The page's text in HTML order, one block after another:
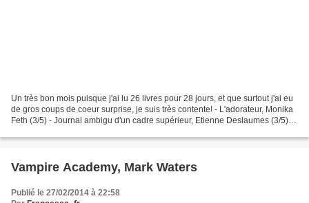
Un très bon mois puisque j'ai lu 26 livres pour 28 jours, et que surtout j'ai eu
de gros coups de coeur surprise, je suis très contente! - L'adorateur, Monika
Feth (3/5) - Journal ambigu d'un cadre supérieur, Etienne Deslaumes (3/5) -
Vampire Academy, Mark Waters
Publié le 27/02/2014 à 22:58